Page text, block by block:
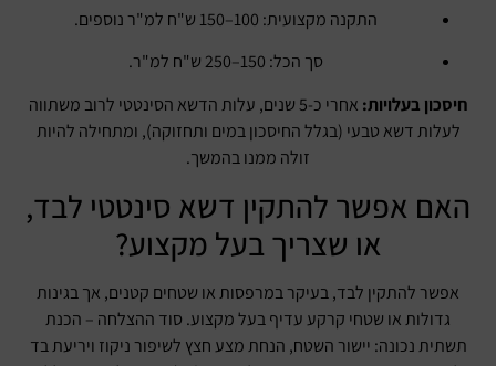
התקנה מקצועית: 100–150 ש"ח למ"ר נוספים.
סך הכל: 150–250 ש"ח למ"ר.
חיסכון בעלויות:
אחרי כ-5 שנים, עלות הדשא הסינטטי לרוב משתווה
לעלות דשא טבעי (בגלל החיסכון במים ותחזוקה), ומתחילה להיות
זולה ממנו בהמשך.
האם אפשר להתקין דשא סינטטי לבד,
או שצריך בעל מקצוע?
אפשר להתקין לבד, בעיקר במרפסות או שטחים קטנים, אך בגינות
גדולות או שטחי קרקע עדיף בעל מקצוע. סוד ההצלחה – הכנת
תשתית נכונה: יישור השטח, הנחת מצע חצץ לשיפור ניקוז ויריעת בד